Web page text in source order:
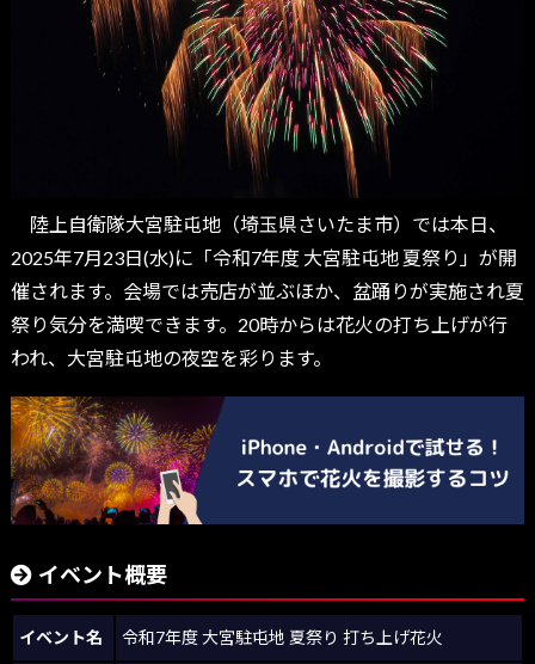
陸上自衛隊大宮駐屯地（埼玉県さいたま市）では本日、
2025年7月23日(水)に「令和7年度 大宮駐屯地 夏祭り」が開
催されます。会場では売店が並ぶほか、盆踊りが実施され夏
祭り気分を満喫できます。20時からは花火の打ち上げが行
われ、大宮駐屯地の夜空を彩ります。
イベント概要
イベント名 令和7年度 大宮駐屯地 夏祭り 打ち上げ花火